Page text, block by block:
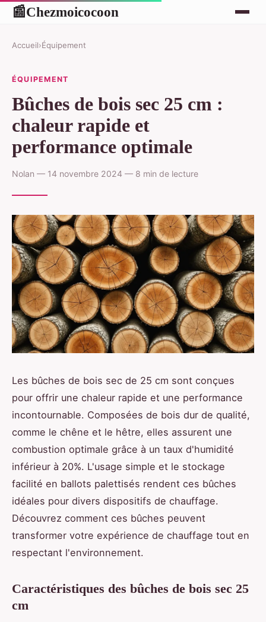
📰Chezmoicocoon
Accueil›Équipement
ÉQUIPEMENT
Bûches de bois sec 25 cm :
chaleur rapide et
performance optimale
Nolan — 14 novembre 2024 — 8 min de lecture
Les bûches de bois sec de 25 cm sont conçues
pour offrir une chaleur rapide et une performance
incontournable. Composées de bois dur de qualité,
comme le chêne et le hêtre, elles assurent une
combustion optimale grâce à un taux d'humidité
inférieur à 20%. L'usage simple et le stockage
facilité en ballots palettisés rendent ces bûches
idéales pour divers dispositifs de chauffage.
Découvrez comment ces bûches peuvent
transformer votre expérience de chauffage tout en
respectant l'environnement.
Caractéristiques des bûches de bois sec 25
cm